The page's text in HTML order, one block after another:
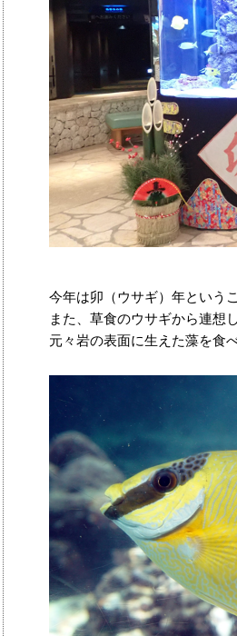
今年は卯（ウサギ）年という
また、草食のウサギから連想
元々岩の表面に生えた藻を食